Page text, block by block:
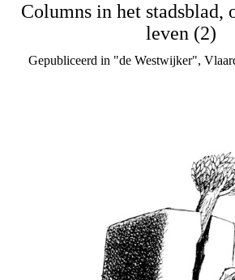
Columns in het stadsblad,
leven (2)
Gepubliceerd in "de Westwijker",